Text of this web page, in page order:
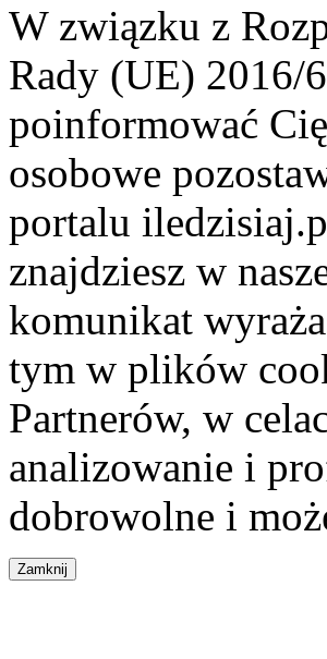
W związku z
Rady (UE) 2016/
poinformować
osobowe
portalu
znajdziesz w
komunikat
tym w plików
Partnerów, w
analizowanie i
dobrowolne i